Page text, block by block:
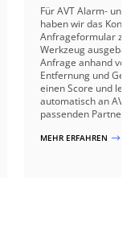
Für AVT Alarm- und
haben wir das
Anfrageformular zu
Werkzeug
Anfrage anhand von
Entfernung und
einen Score und
automatisch an AVT
passenden
MEHR ERFAHREN $